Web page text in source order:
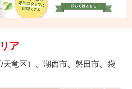
ア
天竜区）、湖西市、磐田市、袋